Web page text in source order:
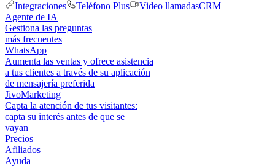
Integraciones
Teléfono Plus Video llamadasCRM
Agente de IA
Gestiona las preguntas
más frecuentes
WhatsApp
Aumenta las ventas y ofrece asistencia
a tus clientes a través de su aplicación
de mensajería preferida
JivoMarketing
Capta la atención de tus visitantes:
capta su interés antes de que se
vayan
Precios
Afiliados
Ayuda